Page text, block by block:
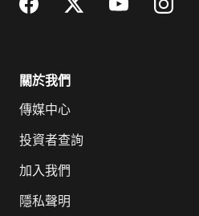
關於我們
傳媒中心
投資者查詢
加入我們
隱私聲明